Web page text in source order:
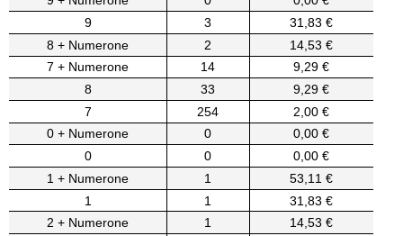
9
3
31,83 €
8 + Numerone
2
14,53 €
7 + Numerone
14
9,29 €
8
33
9,29 €
7
254
2,00 €
0 + Numerone
0
0,00 €
0
0
0,00 €
1 + Numerone
1
53,11 €
1
1
31,83 €
2 + Numerone
1
14,53 €